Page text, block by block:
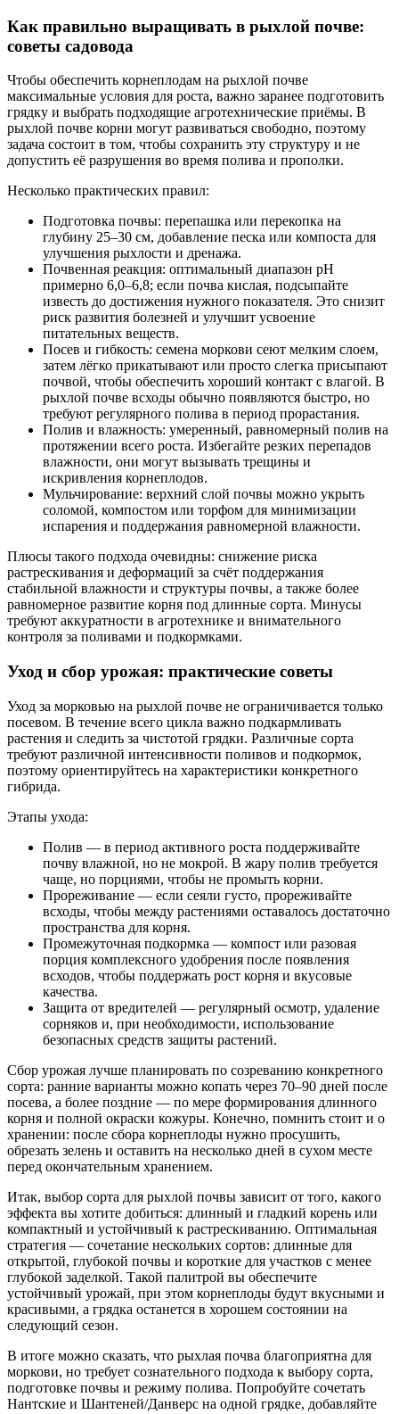
Как правильно выращивать в рыхлой почве:
советы садовода
Чтобы обеспечить корнеплодам на рыхлой почве
максимальные условия для роста, важно заранее подготовить
грядку и выбрать подходящие агротехнические приёмы. В
рыхлой почве корни могут развиваться свободно, поэтому
задача состоит в том, чтобы сохранить эту структуру и не
допустить её разрушения во время полива и прополки.
Несколько практических правил:
Подготовка почвы: перепашка или перекопка на
глубину 25–30 см, добавление песка или компоста для
улучшения рыхлости и дренажа.
Почвенная реакция: оптимальный диапазон pH
примерно 6,0–6,8; если почва кислая, подсыпайте
известь до достижения нужного показателя. Это снизит
риск развития болезней и улучшит усвоение
питательных веществ.
Посев и гибкость: семена моркови сеют мелким слоем,
затем лёгко прикатывают или просто слегка присыпают
почвой, чтобы обеспечить хороший контакт с влагой. В
рыхлой почве всходы обычно появляются быстро, но
требуют регулярного полива в период прорастания.
Полив и влажность: умеренный, равномерный полив на
протяжении всего роста. Избегайте резких перепадов
влажности, они могут вызывать трещины и
искривления корнеплодов.
Мульчирование: верхний слой почвы можно укрыть
соломой, компостом или торфом для минимизации
испарения и поддержания равномерной влажности.
Плюсы такого подхода очевидны: снижение риска
растрескивания и деформаций за счёт поддержания
стабильной влажности и структуры почвы, а также более
равномерное развитие корня под длинные сорта. Минусы
требуют аккуратности в агротехнике и внимательного
контроля за поливами и подкормками.
Уход и сбор урожая: практические советы
Уход за морковью на рыхлой почве не ограничивается только
посевом. В течение всего цикла важно подкармливать
растения и следить за чистотой грядки. Различные сорта
требуют различной интенсивности поливов и подкормок,
поэтому ориентируйтесь на характеристики конкретного
гибрида.
Этапы ухода:
Полив — в период активного роста поддерживайте
почву влажной, но не мокрой. В жару полив требуется
чаще, но порциями, чтобы не промыть корни.
Прореживание — если сеяли густо, прореживайте
всходы, чтобы между растениями оставалось достаточно
пространства для корня.
Промежуточная подкормка — компост или разовая
порция комплексного удобрения после появления
всходов, чтобы поддержать рост корня и вкусовые
качества.
Защита от вредителей — регулярный осмотр, удаление
сорняков и, при необходимости, использование
безопасных средств защиты растений.
Сбор урожая лучше планировать по созреванию конкретного
сорта: ранние варианты можно копать через 70–90 дней после
посева, а более поздние — по мере формирования длинного
корня и полной окраски кожуры. Конечно, помнить стоит и о
хранении: после сбора корнеплоды нужно просушить,
обрезать зелень и оставить на несколько дней в сухом месте
перед окончательным хранением.
Итак, выбор сорта для рыхлой почвы зависит от того, какого
эффекта вы хотите добиться: длинный и гладкий корень или
компактный и устойчивый к растрескиванию. Оптимальная
стратегия — сочетание нескольких сортов: длинные для
открытой, глубокой почвы и короткие для участков с менее
глубокой заделкой. Такой палитрой вы обеспечите
устойчивый урожай, при этом корнеплоды будут вкусными и
красивыми, а грядка останется в хорошем состоянии на
следующий сезон.
В итоге можно сказать, что рыхлая почва благоприятна для
моркови, но требует сознательного подхода к выбору сорта,
подготовке почвы и режиму полива. Попробуйте сочетать
Нантские и Шантеней/Данверс на одной грядке, добавляйте